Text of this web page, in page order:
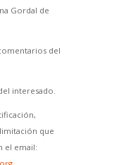
Gordal de
del
interesado.
que
el email: